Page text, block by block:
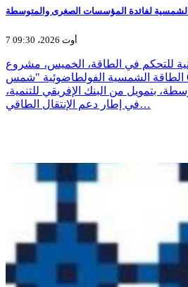
لفائدة المؤسسات الصغرى والمتوسطة
7 أوت 2026، 09:30
للتحكم في الطاقة، الخميس، مشروع
الطاقة الشمسية الفولطاضوئية "شمس CHEMS"، لفائدة
بتمويل من البنك الإفريقي للتنمية،
في إطار دعم الإنتقال الطاقي…